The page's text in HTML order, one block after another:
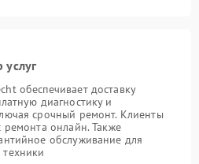
обеспечивает доставку
диагностику и
срочный ремонт. Клиенты
ремонта онлайн. Также
обслуживание для